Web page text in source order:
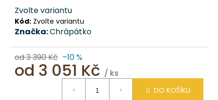
Zvolte variantu
Kód: Zvolte variantu
Značka:Chrápátko
od 3 390 Kč –10 %
od 3 051 Kč / ks
DO KOŠÍKU
390
Kč